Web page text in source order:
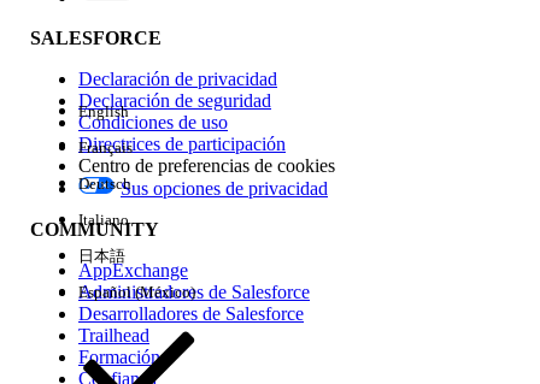
Repercusión de función
Edición
Experiencia
SALESFORCE
Declaración de privacidad
Declaración de seguridad
Condiciones de uso
Directrices de participación
Centro de preferencias de cookies
Sus opciones de privacidad
COMMUNITY
AppExchange
Administradores de Salesforce
Desarrolladores de Salesforce
Trailhead
Formación
Confianza
English
Français
Deutsch
Italiano
日本語
Español (México)